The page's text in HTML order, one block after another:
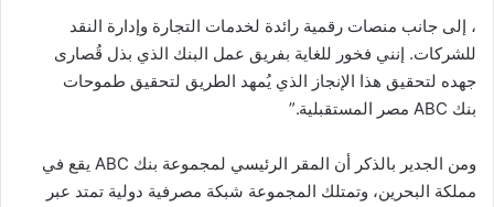
، إلى جانب منصات رقمية رائدة لخدمات التجارة وإدارة النقد
للشركات. إنني فخور للغاية بفريق عمل البنك الذي بذل قُصارى
جهده لتحقيق هذا الإنجاز الذي يُمهد الطريق لتحقيق طموحات
بنك ABC مصر المستقبلية.”
ومن الجدير بالذكر أن المقر الرئيسي لمجموعة بنك ABC يقع في
مملكة البحرين، وتمتلك المجموعة شبكة مصرفية دولية تمتد عبر